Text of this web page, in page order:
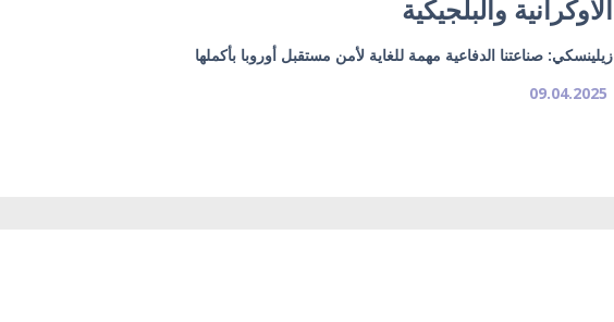
الأوكرانية والبلجيكية
زيلينسكي: صناعتنا الدفاعية مهمة للغاية لأمن مستقبل أوروبا بأكملها
09.04.2025